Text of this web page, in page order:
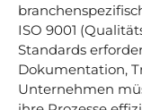
ISO 9001
Standards
Dokumentation,
Unternehmen